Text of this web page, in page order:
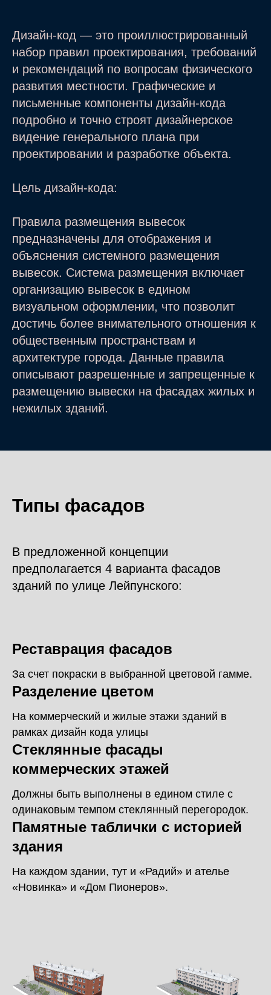
Дизайн-код — это проиллюстрированный
набор правил проектирования, требований
и рекомендаций по вопросам физического
развития местности. Графические и
письменные компоненты дизайн-кода
подробно и точно строят дизайнерское
видение генерального плана при
проектировании и разработке объекта.
Цель дизайн-кода:
Правила размещения вывесок
предназначены для отображения и
объяснения системного размещения
вывесок. Система размещения включает
организацию вывесок в едином
визуальном оформлении, что позволит
достичь более внимательного отношения к
общественным пространствам и
архитектуре города. Данные правила
описывают разрешенные и запрещенные к
размещению вывески на фасадах жилых и
нежилых зданий.
Типы фасадов
В предложенной концепции
предполагается 4 варианта фасадов
зданий по улице Лейпунского:
Реставрация фасадов
За счет покраски в выбранной цветовой гамме.
Разделение цветом
На коммерческий и жилые этажи зданий в
рамках дизайн кода улицы
Стеклянные фасады
коммерческих этажей
Должны быть выполнены в едином стиле с
одинаковым темпом стеклянный перегородок.
Памятные таблички с историей
здания
На каждом здании, тут и «Радий» и ателье
«Новинка» и «Дом Пионеров».